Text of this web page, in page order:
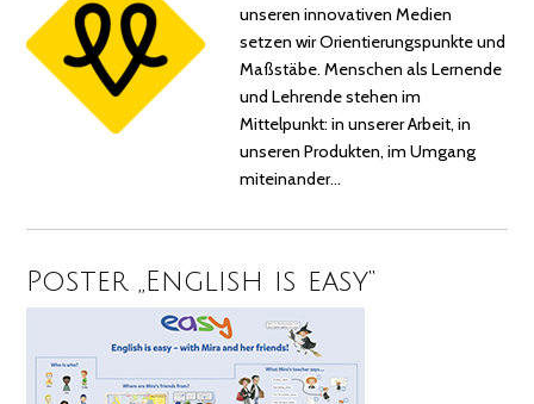
unseren innovativen Medien
setzen wir Orientierungspunkte und
Maßstäbe. Menschen als Lernende
und Lehrende stehen im
Mittelpunkt: in unserer Arbeit, in
unseren Produkten, im Umgang
miteinander…
Poster „English is easy“